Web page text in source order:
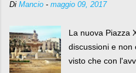
Di Mancio - maggio 09, 2017
La nuova Piazza
discussioni e non
visto che con